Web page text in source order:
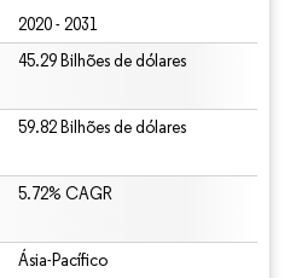
2020 - 2031
45.29 Bilhões de dólares
59.82 Bilhões de dólares
5.72% CAGR
Ásia-Pacífico